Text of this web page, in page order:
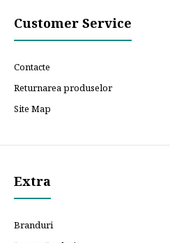
Customer Service
Contacte
Returnarea produselor
Site Map
Extra
Branduri